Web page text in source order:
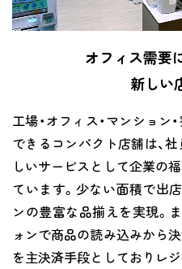
オフィス需要
新しい
工場・オフィス・マンショ
できるコンパクト店舗は、
しいサービスとして企業の
ています。少ない面積で出
ンの豊富な品揃えを実現。
ォンで商品の読み込みから
を主決済手段としておりレ